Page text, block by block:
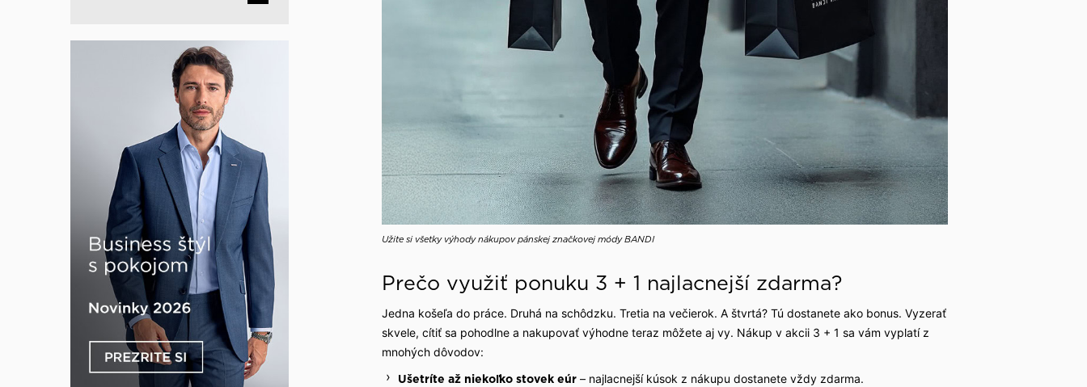
Užite si všetky výhody nákupov pánskej značkovej módy BANDI
Prečo využiť ponuku 3 + 1 najlacnejší zdarma?
Jedna košeľa do práce. Druhá na schôdzku. Tretia na večierok. A štvrtá? Tú dostanete ako bonus. Vyzerať
skvele, cítiť sa pohodlne a nakupovať výhodne teraz môžete aj vy. Nákup v akcii 3 + 1 sa vám vyplatí z
mnohých dôvodov:
Ušetríte až niekoľko stovek eúr – najlacnejší kúsok z nákupu dostanete vždy zdarma.